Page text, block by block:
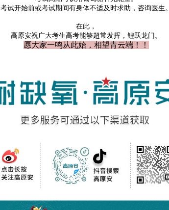
考试开始前或考试期间有身体不适及时求助，咨询医生。
在此，
高原安祝广大考生高考能够超常发挥，鲤跃龙门。
愿大家一鸣从此始，相望青云端！！